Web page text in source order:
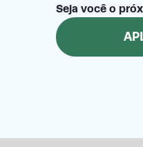
Seja você o